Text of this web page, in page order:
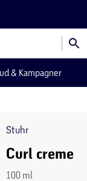
& Kampagner
Stuhr
Curl creme
100 ml